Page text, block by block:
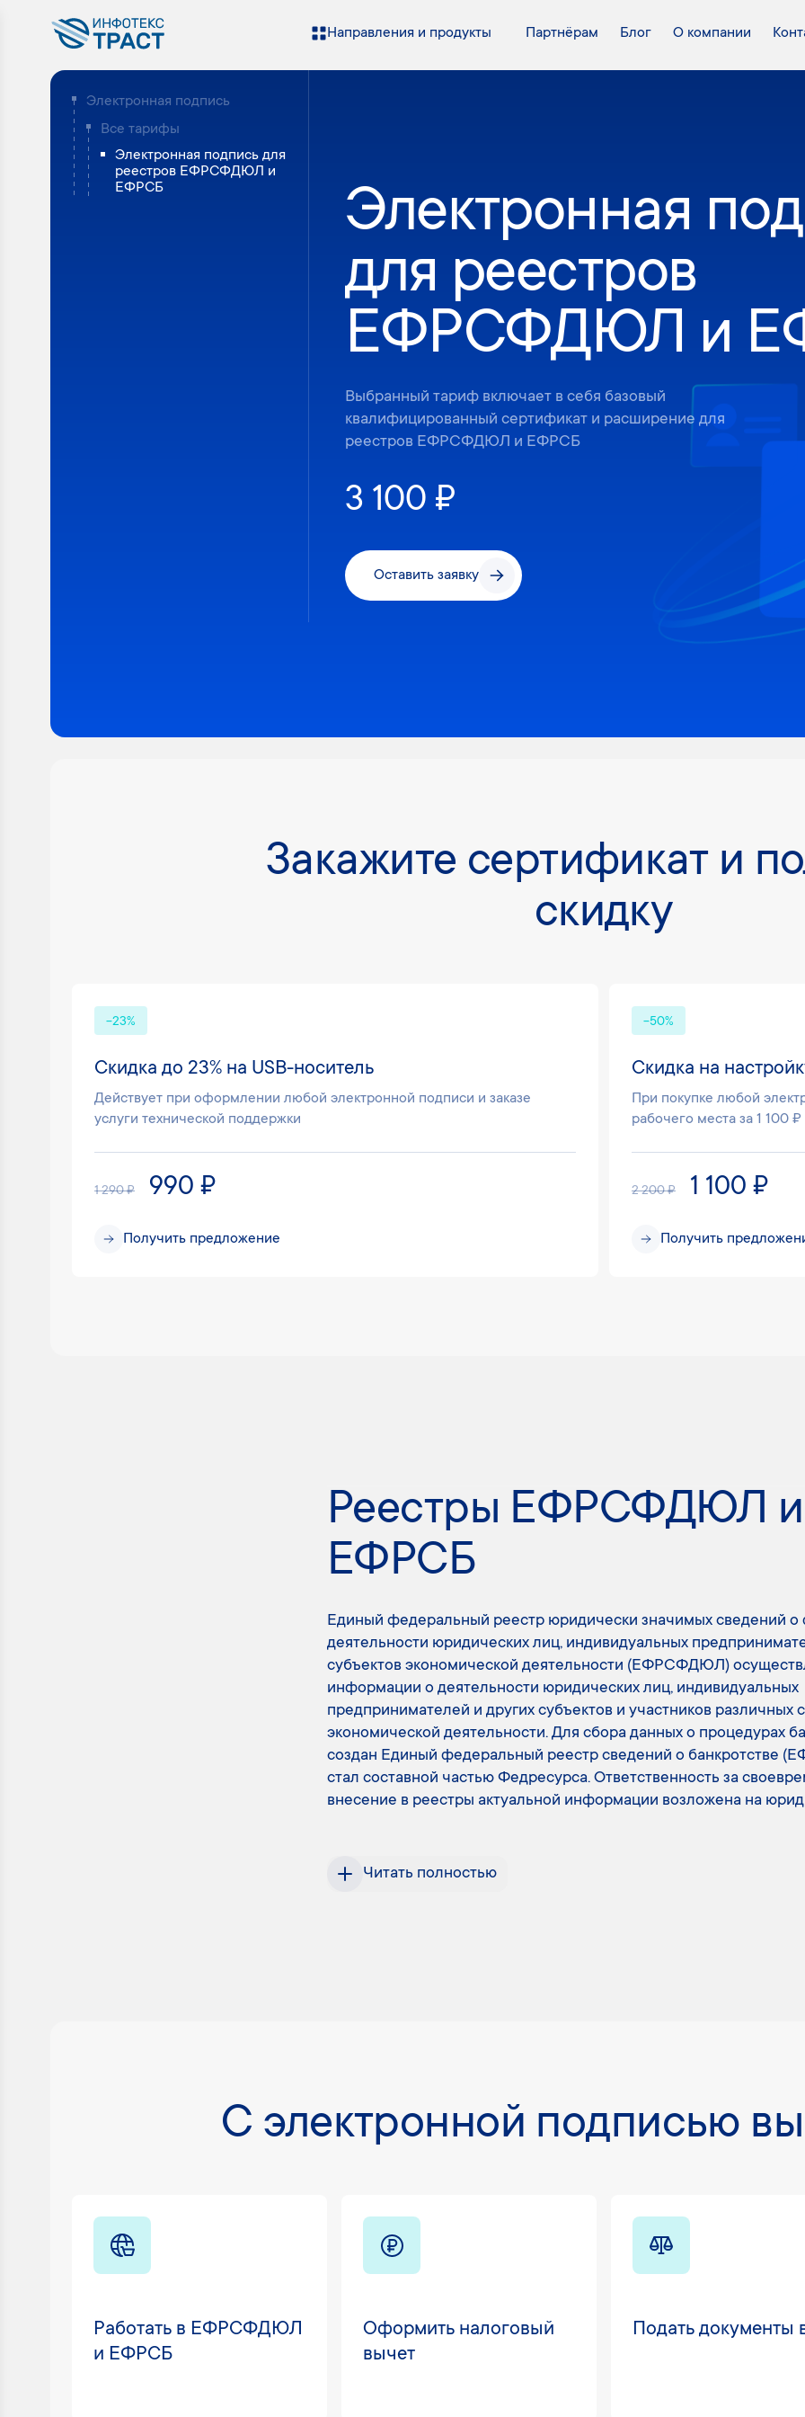
Направления и продукты Партнёрам Блог О компании
Электронная подпись
Все тарифы
Электронная подпись для
реестров ЕФРСФДЮЛ и
ЕФРСБ
Электронная
для реестров
ЕФРСФДЮЛ и
Выбранный тариф включает в себя базовый
квалифицированный сертификат и расширение для
реестров ЕФРСФДЮЛ и ЕФРСБ
3 100 ₽
Оставить заявку
Закажите сертификат и
скидку
-23%
Скидка до 23% на USB-носитель
Действует при оформлении любой электронной подписи и заказе
услуги технической поддержки
1 290 ₽ 990 ₽
Получить предложение
-50%
Скидка на
При покупке любой
рабочего места за 1 100
2 200 ₽ 1 100 ₽
Получить
Реестры ЕФРСФДЮЛ и
ЕФРСБ
Единый федеральный реестр юридически значимых сведений о
деятельности юридических лиц, индивидуальных
субъектов экономической деятельности (ЕФРСФДЮЛ)
информации о деятельности юридических лиц, индивидуальных
предпринимателей и других субъектов и участников различных
экономической деятельности. Для сбора данных о процедурах
создан Единый федеральный реестр сведений о банкротстве
стал составной частью Федресурса. Ответственность за
внесение в реестры актуальной информации возложена на
Читать полностью
C электронной подписью
Работать в ЕФРСФДЮЛ
и ЕФРСБ
Оформить налоговый
вычет
Подать документы